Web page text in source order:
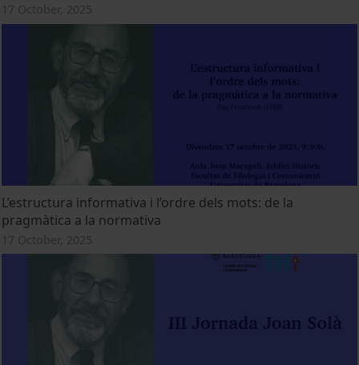
17 October, 2025
L’estructura informativa i l’ordre dels mots: de la
pragmàtica a la normativa
17 October, 2025